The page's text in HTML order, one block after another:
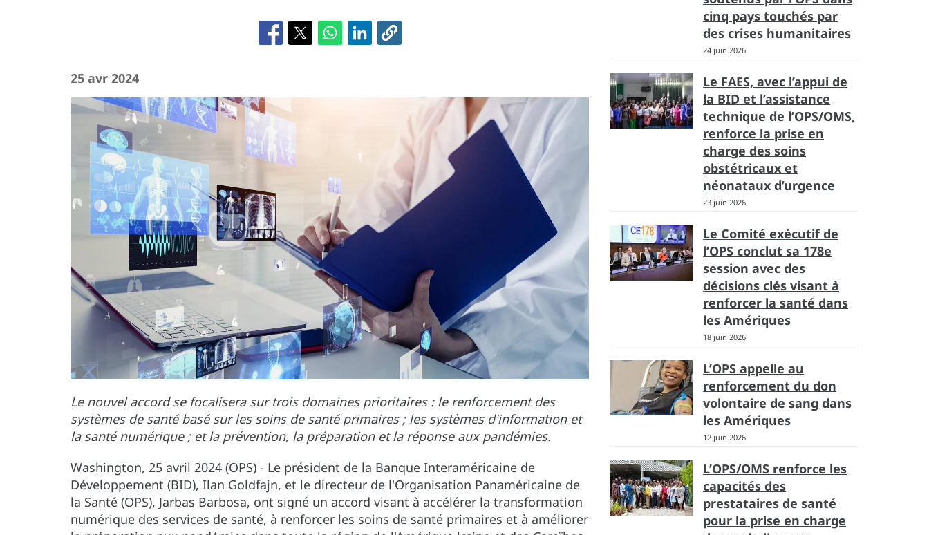
25 avr 2024
Le nouvel accord se focalisera sur trois domaines prioritaires : le renforcement des
systèmes de santé basé sur les soins de santé primaires ; les systèmes d'information et
la santé numérique ; et la prévention, la préparation et la réponse aux pandémies.
Washington, 25 avril 2024 (OPS) - Le président de la Banque Interaméricaine de
Développement (BID), Ilan Goldfajn, et le directeur de l'Organisation Panaméricaine de
la Santé (OPS), Jarbas Barbosa, ont signé un accord visant à accélérer la transformation
numérique des services de santé, à renforcer les soins de santé primaires et à améliorer
cinq pays touchés par
des crises humanitaires
24 juin 2026
Le FAES, avec l’appui de
la BID et l’assistance
technique de l’OPS/OMS,
renforce la prise en
charge des soins
obstétricaux et
néonataux d’urgence
23 juin 2026
Le Comité exécutif de
l’OPS conclut sa 178e
session avec des
décisions clés visant à
renforcer la santé dans
les Amériques
18 juin 2026
L’OPS appelle au
renforcement du don
volontaire de sang dans
les Amériques
12 juin 2026
L’OPS/OMS renforce les
capacités des
prestataires de santé
pour la prise en charge